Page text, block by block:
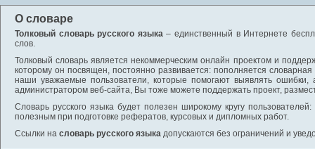
О словаре
Толковый словарь русского языка– единственный в Интернете
слов.
Толковый словарь является некоммерческим онлайн проектом и
которому он посвящен, постоянно развивается: пополняется
наши уважаемые пользователи, которые помогают выявлять
администратором веб-сайта, Вы тоже можете поддержать проект,
Словарь русского языка будет полезен широкому кругу
полезным при подготовке рефератов, курсовых и дипломных работ.
Ссылки на словарь русского языка допускаются без ограничений и